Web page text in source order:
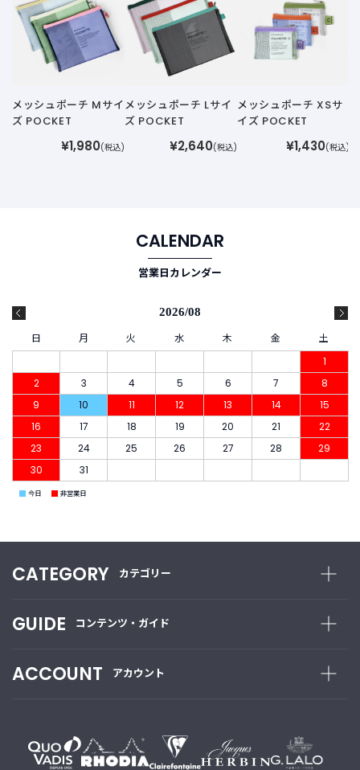
メッシュポーチ Mサイ
ズ POCKET
¥1,980(税込)
メッシュポーチ Lサイ
ズ POCKET
¥2,640(税込)
メッシュポーチ XSサ
イズ POCKET
¥1,430(税込)
CALENDAR
営業日カレンダー
2026/08
日 月 火 水 木 金
土
1
2
3 4 5 6 7
8
9
10 11 12 13 14
15
16
17 18 19 20 21
22
23
24 25 26 27 28
29
30
31
■ 今日 ■ 非営業日
CATEGORY カテゴリー
GUIDE コンテンツ・ガイド
ACCOUNT アカウント